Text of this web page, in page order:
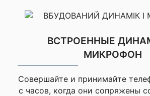
ВСТРОЕННЫЕ
МИКРОФОН
Совершайте и принимайте
с часов, когда они сопряжены
Я согласен с
конфиденциальности